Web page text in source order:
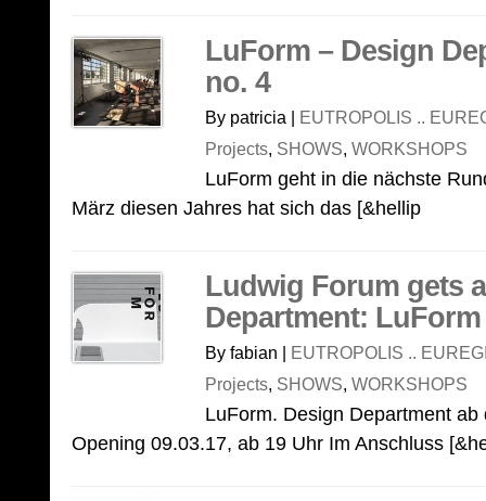
LuForm – Design
no. 4
By patricia |
EUTROPOLIS ..
Projects, SHOWS, WORKSHOPS
LuForm geht in die nächste
März diesen Jahres hat sich das [&hellip
Ludwig Forum gets
Department: LuForm
By fabian |
EUTROPOLIS ..
Projects, SHOWS, WORKSHOPS
LuForm. Design Department
Opening 09.03.17, ab 19 Uhr Im Anschluss